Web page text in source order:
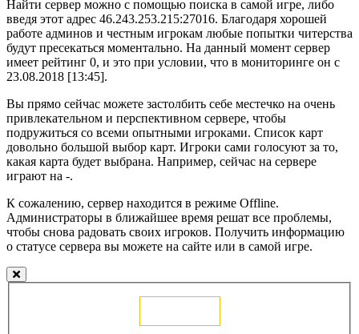
Найти сервер можно с помощью поиска в самой игре, либо
введя этот адрес 46.243.253.215:27016. Благодаря хорошей
работе админов и честным игрокам любые попытки читерства
будут пресекаться моментально. На данный момент сервер
имеет рейтинг 0, и это при условии, что в мониторинге он с
23.08.2018 [13:45].
Вы прямо сейчас можете застолбить себе местечко на очень
привлекательном и перспективном сервере, чтобы
подружиться со всеми опытными игроками. Список карт
довольно большой выбор карт. Игроки сами голосуют за то,
какая карта будет выбрана. Например, сейчас на сервере
играют на -.
К сожалению, сервер находится в режиме Offline.
Администраторы в ближайшее время решат все проблемы,
чтобы снова радовать своих игроков. Получить информацию
о статусе сервера вы можете на сайте или в самой игре.